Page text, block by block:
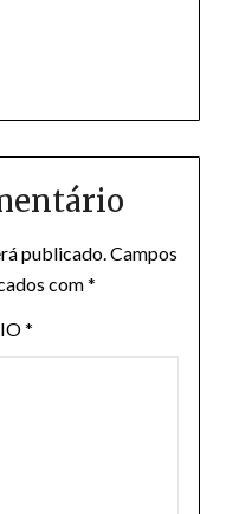
publicado.Campos
com*
*